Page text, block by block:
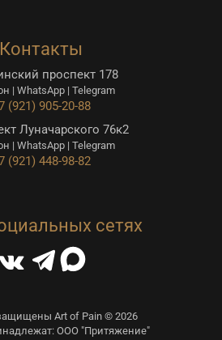
Контакты
проспект 178
| WhatsApp | Telegram
(921) 905-20-88
Луначарского 76к2
| WhatsApp | Telegram
(921) 448-98-82
сетях
Art of Pain © 2026
ООО "Притяжение"